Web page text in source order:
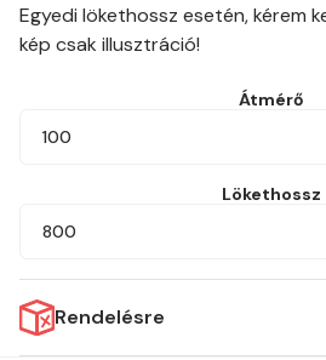
Egyedi lökethossz esetén, kérem
kép csak illusztráció!
Átmérő
100
Lökethossz
800
Rendelésre